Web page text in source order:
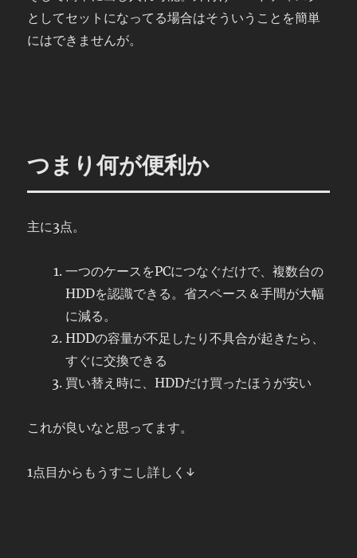
としてセットになってる場合はそういうことを簡単
にはできませんが。
つまり何が便利か
主に3点。
一つのケースをPCにつなぐだけで、複数台の
HDDを認識できる。省スペース＆手間が大幅
に減る。
HDDの容量が不足したり不具合が起きたら、
すぐに交換できる
買い替え時に、HDDだけ買ったほうが安い
これが良いなと思ってます。
1点目からもうすこし詳しく↓